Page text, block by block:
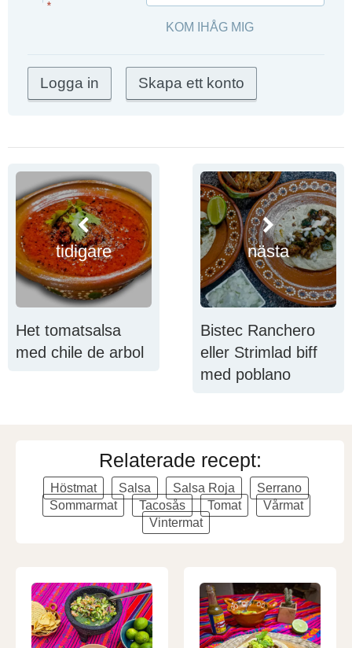
*
KOM IHÅG MIG
tidigare
Het tomatsalsa
med chile de arbol
nästa
Bistec Ranchero
eller Strimlad biff
med poblano
Relaterade recept:
Höstmat Salsa Salsa Roja
Serrano
Sommarmat
Tacosås Tomat
Vårmat
Vintermat